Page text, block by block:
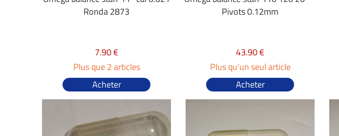
Ronda 2873
7.90 €
Plus que 2 articles
Acheter
Pivots 0.12mm
43.90 €
Plus qu'un seul article
Acheter